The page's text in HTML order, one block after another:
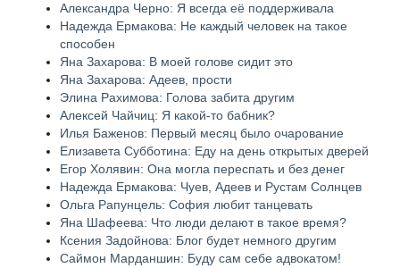
Александра Черно: Я всегда её поддерживала
Надежда Ермакова: Не каждый человек на такое
способен
Яна Захарова: В моей голове сидит это
Яна Захарова: Адеев, прости
Элина Рахимова: Голова забита другим
Алексей Чайчиц: Я какой-то бабник?
Илья Баженов: Первый месяц было очарование
Елизавета Субботина: Еду на день открытых дверей
Егор Холявин: Она могла переспать и без денег
Надежда Ермакова: Чуев, Адеев и Рустам Солнцев
Ольга Рапунцель: София любит танцевать
Яна Шафеева: Что люди делают в такое время?
Ксения Задойнова: Блог будет немного другим
Саймон Марданшин: Буду сам себе адвокатом!